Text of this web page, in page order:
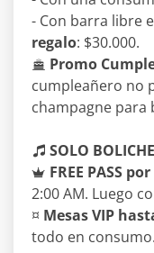
- Con barra libre
regalo: $30.000.
Promo
cumpleañero no
champagne para
SOLO
FREE PASS
2:00 AM. Luego
¤ Mesas VIP
todo en consumo.